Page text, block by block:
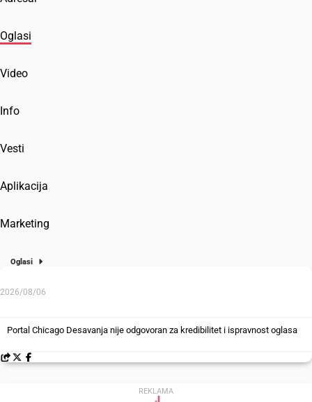
Oglasi
Video
Info
Vesti
Aplikacija
Marketing
Oglasi
Portal Chicago Desavanja nije odgovoran za kredibilitet i ispravnost oglasa
2026/08/06
REKLAMA